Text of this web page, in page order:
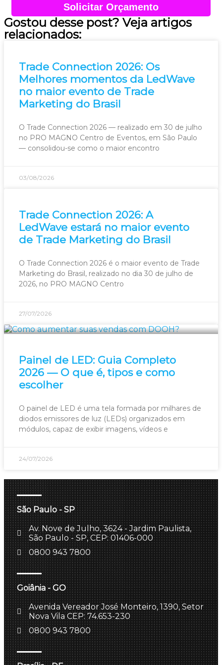
Solicitar Orçamento
Gostou desse post? Veja artigos
relacionados:
Trade Connection 2026: Os
Melhores momentos da LedWave
no maior evento de Trade
Marketing do Brasil
O Trade Connection 2026 — realizado em 30 de julho
no PRO MAGNO Centro de Eventos, em São Paulo
— consolidou-se como o maior encontro
03/08/2026
Trade Connection 2026: A
LedWave estará no maior evento
de Trade Marketing do Brasil
O Trade Connection 2026 é o maior evento de Trade
Marketing do Brasil, realizado no dia 30 de julho de
2026, no PRO MAGNO Centro
27/07/2026
Painel de LED: Guia Completo
2026 — O que é, tipos e como
escolher
O painel de LED é uma tela formada por milhares de
diodos emissores de luz (LEDs) organizados em
módulos, capaz de exibir imagens, vídeos e
24/07/2026
São Paulo - SP
Av. Nove de Julho, 3624 - Jardim Paulista,
São Paulo - SP, CEP: 01406-000
0800 943 7800
Goiânia - GO
Avenida Vereador José Monteiro, 1390, Setor
Nova Vila CEP: 74.653-230
0800 943 7800